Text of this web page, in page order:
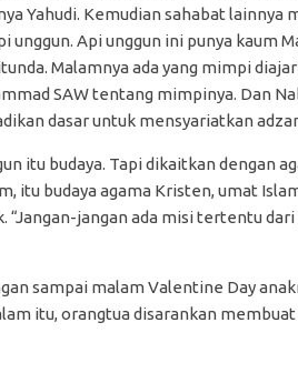
Yahudi. Kemudian sahabat lainnya
unggun. Api unggun ini punya kaum
Malamnya ada yang mimpi
SAW tentang mimpinya. Dan
dasar untuk mensyariatkan
itu budaya. Tapi dikaitkan dengan
itu budaya agama Kristen, umat
“Jangan-jangan ada misi tertentu
sampai malam Valentine Day
itu, orangtua disarankan